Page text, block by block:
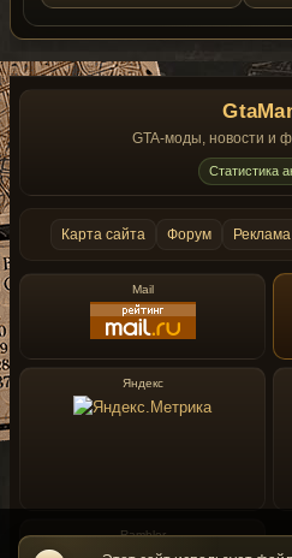
GTA-моды, новости и
Статистика
Карта сайта Форум Реклама
Mail
Яндекс
Rambler